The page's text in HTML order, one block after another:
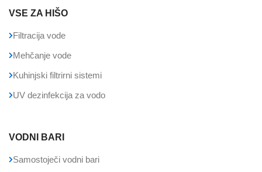
VSE ZA HIŠO
Filtracija vode
Mehčanje vode
Kuhinjski filtrirni sistemi
UV dezinfekcija za vodo
VODNI BARI
Samostoječi vodni bari